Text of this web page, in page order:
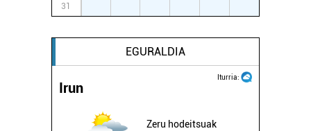
31
EGURALDIA
Iturria:
Irun
Zeru hodeitsuak